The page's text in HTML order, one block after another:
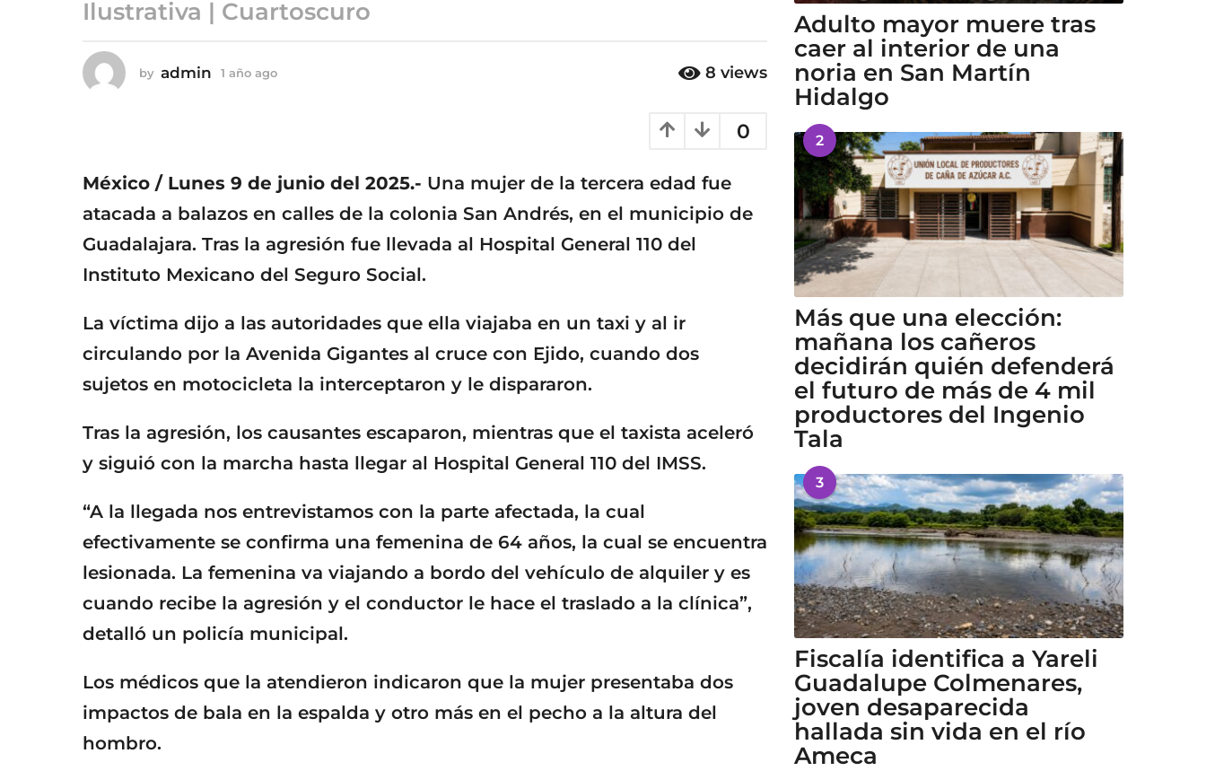
ñ
g
o
Ilustrativa | Cuartoscuro
by admin 1 año ago
o
8 views
0
México / Lunes 9 de junio del 2025.- Una mujer de la tercera edad fue
atacada a balazos en calles de la colonia San Andrés, en el municipio de
Guadalajara. Tras la agresión fue llevada al Hospital General 110 del
Instituto Mexicano del Seguro Social.
La víctima dijo a las autoridades que ella viajaba en un taxi y al ir
circulando por la Avenida Gigantes al cruce con Ejido, cuando dos
sujetos en motocicleta la interceptaron y le dispararon.
Tras la agresión, los causantes escaparon, mientras que el taxista aceleró
y siguió con la marcha hasta llegar al Hospital General 110 del IMSS.
“A la llegada nos entrevistamos con la parte afectada, la cual
efectivamente se confirma una femenina de 64 años, la cual se encuentra
lesionada. La femenina va viajando a bordo del vehículo de alquiler y es
cuando recibe la agresión y el conductor le hace el traslado a la clínica”,
detalló un policía municipal.
Los médicos que la atendieron indicaron que la mujer presentaba dos
impactos de bala en la espalda y otro más en el pecho a la altura del
hombro.
Adulto mayor muere tras
caer al interior de una
noria en San Martín
Hidalgo
2
Más que una elección:
mañana los cañeros
decidirán quién defenderá
el futuro de más de 4 mil
productores del Ingenio
Tala
3
Fiscalía identifica a Yareli
Guadalupe Colmenares,
joven desaparecida
hallada sin vida en el río
Ameca